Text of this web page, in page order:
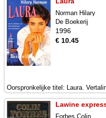
Norman Hilary
De Boekerij
1996
€ 10.45
Oorspronkelijke titel: Laura.
Lawine
Forbes Colin